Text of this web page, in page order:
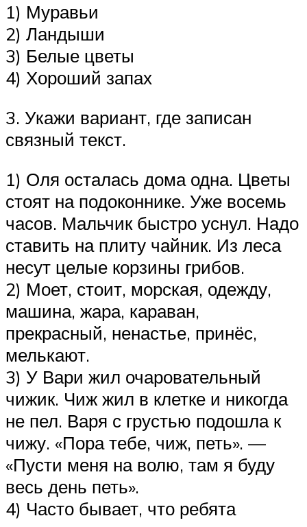
1) Муравьи
2) Ландыши
3) Белые цветы
4) Хороший запах
3. Укажи вариант, где записан
связный текст.
1) Оля осталась дома одна. Цветы
стоят на подоконнике. Уже восемь
часов. Мальчик быстро уснул. Надо
ставить на плиту чайник. Из леса
несут целые корзины грибов.
2) Моет, стоит, морская, одежду,
машина, жара, караван,
прекрасный, ненастье, принёс,
мелькают.
3) У Вари жил очаровательный
чижик. Чиж жил в клетке и никогда
не пел. Варя с грустью подошла к
чижу. «Пора тебе, чиж, петь». —
«Пусти меня на волю, там я буду
весь день петь».
4) Часто бывает, что ребята